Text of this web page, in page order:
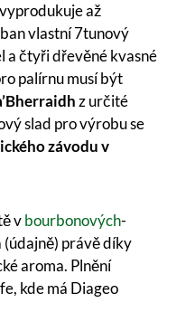
až
vlastní 7tunový
a čtyři dřevěné kvasné
palírnu musí být
z určité
slad pro výrobu se
závodu v
vbourbonových-
(údajně) právě díky
aroma. Plnění
kde má Diageo